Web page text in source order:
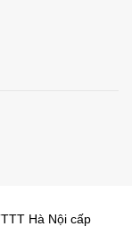
Hà Nội cấp